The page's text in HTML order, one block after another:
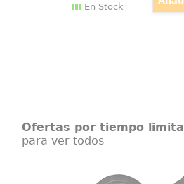
En Stock
Ofertas por tiempo
para ver todos
Pack de 2 POP!
Figuras Superman